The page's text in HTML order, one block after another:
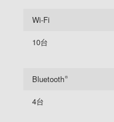
Wi-Fi
10台
Bluetooth®
4台